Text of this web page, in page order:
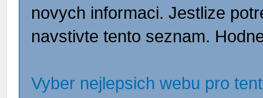
novych informaci. Jestlize
navstivte tento seznam.
Vyber nejlepsich webu pro